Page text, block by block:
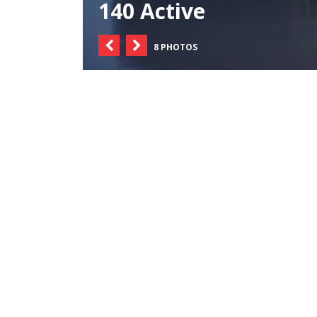
140 Active
8 PHOTOS